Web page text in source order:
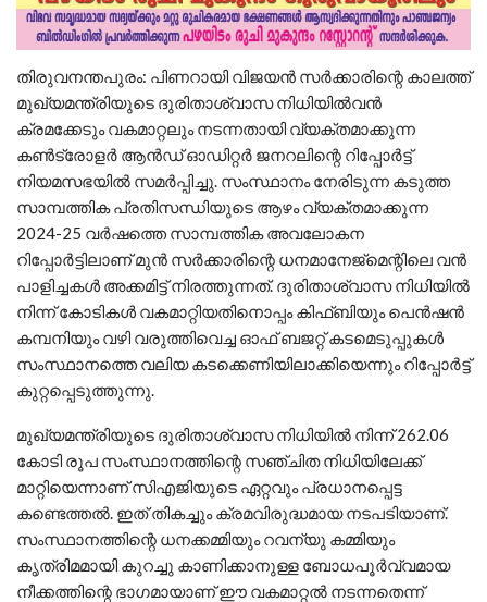
തിരുവനന്തപുരം: പിണറായി വിജയൻ സർക്കാരിന്റെ കാലത്ത്
മുഖ്യമന്ത്രിയുടെ ദുരിതാശ്വാസ നിധിയിൽവൻ
ക്രമക്കേടും വകമാറ്റലും നടന്നതായി വ്യക്തമാക്കുന്ന
കൺട്രോളർ ആൻഡ് ഓഡിറ്റർ ജനറലിന്റെ റിപ്പോർട്ട്
നിയമസഭയിൽ സമർപ്പിച്ചു. സംസ്ഥാനം നേരിടുന്ന കടുത്ത
സാമ്പത്തിക പ്രതിസന്ധിയുടെ ആഴം വ്യക്തമാക്കുന്ന
2024-25 വർഷത്തെ സാമ്പത്തിക അവലോകന
റിപ്പോർട്ടിലാണ് മുൻ സർക്കാരിന്റെ ധനമാനേജ്‌മെന്റിലെ വൻ
പാളിച്ചകൾ അക്കമിട്ട് നിരത്തുന്നത്. ദുരിതാശ്വാസ നിധിയിൽ
നിന്ന് കോടികൾ വകമാറ്റിയതിനൊപ്പം കിഫ്ബിയും പെൻഷൻ
കമ്പനിയും വഴി വരുത്തിവെച്ച ഓഫ് ബജറ്റ് കടമെടുപ്പുകൾ
സംസ്ഥാനത്തെ വലിയ കടക്കെണിയിലാക്കിയെന്നും റിപ്പോർട്ട്
കുറ്റപ്പെടുത്തുന്നു.
മുഖ്യമന്ത്രിയുടെ ദുരിതാശ്വാസ നിധിയിൽ നിന്ന് 262.06
കോടി രൂപ സംസ്ഥാനത്തിന്റെ സഞ്ചിത നിധിയിലേക്ക്
മാറ്റിയെന്നാണ് സിഎജിയുടെ ഏറ്റവും പ്രധാനപ്പെട്ട
കണ്ടെത്തൽ. ഇത് തികച്ചും ക്രമവിരുദ്ധമായ നടപടിയാണ്.
സംസ്ഥാനത്തിന്റെ ധനക്കമ്മിയും റവന്യു കമ്മിയും
കൃത്രിമമായി കുറച്ചു കാണിക്കാനുള്ള ബോധപൂർവ്വമായ
നീക്കത്തിന്റെ ഭാഗമായാണ് ഈ വകമാറ്റൽ നടന്നതെന്ന്